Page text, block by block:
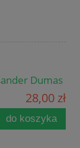
Dumas
28,00 zł
do koszyka